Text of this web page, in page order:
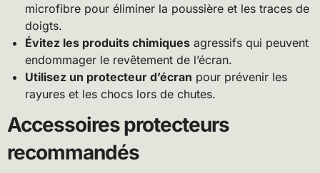
microfibre pour éliminer la poussière et les traces de
doigts.
Évitez les produits chimiques agressifs qui peuvent
endommager le revêtement de l’écran.
Utilisez un protecteur d’écran pour prévenir les
rayures et les chocs lors de chutes.
Accessoires protecteurs
recommandés